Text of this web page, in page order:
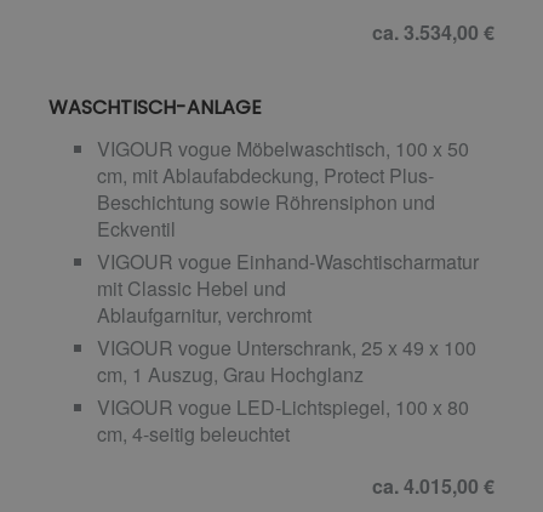
ca. 3.534,00 €
WASCHTISCH-ANLAGE
VIGOUR vogue Möbelwaschtisch, 100 x 50
cm, mit Ablaufabdeckung, Protect Plus-
Beschichtung sowie Röhrensiphon und
Eckventil
VIGOUR vogue Einhand-Waschtischarmatur
mit Classic Hebel und
Ablaufgarnitur, verchromt
VIGOUR vogue Unterschrank, 25 x 49 x 100
cm, 1 Auszug, Grau Hochglanz
VIGOUR vogue LED-Lichtspiegel, 100 x 80
cm, 4-seitig beleuchtet
ca. 4.015,00 €